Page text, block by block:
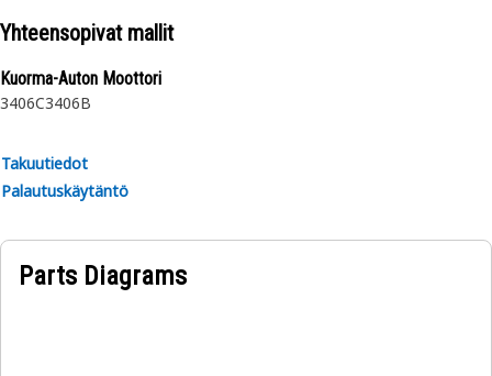
Yhteensopivat mallit
Kuorma-Auton Moottori
3406C3406B
Takuutiedot
Palautuskäytäntö
Parts Diagrams